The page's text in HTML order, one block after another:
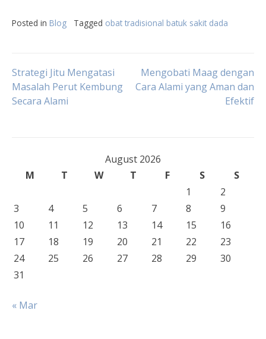
Posted in Blog Tagged obat tradisional batuk sakit dada
Post
navigation
Strategi Jitu Mengatasi
Masalah Perut Kembung
Secara Alami
Mengobati Maag dengan
Cara Alami yang Aman dan
Efektif
August 2026
M
T W T F S
S
1
2
3
4 5 6 7 8
9
10
11 12 13 14 15
16
17
18 19 20 21 22
23
24
25 26 27 28 29
30
31
« Mar